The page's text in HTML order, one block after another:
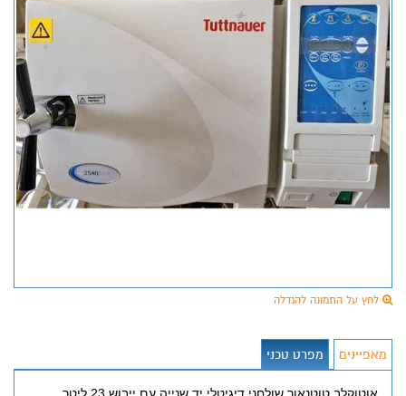
לחץ על התמונה להגדלה
מאפיינים מפרט טכני